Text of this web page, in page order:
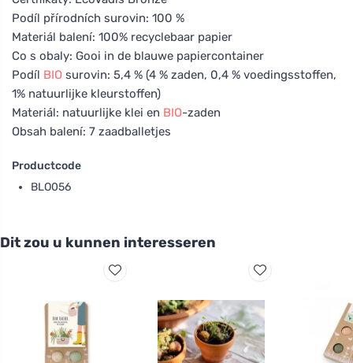
Podíl přírodních surovin: 100 %
Materiál balení: 100% recyclebaar papier
Co s obaly: Gooi in de blauwe papiercontainer
Podíl BIO surovin: 5,4 % (4 % zaden, 0,4 % voedingsstoffen,
1% natuurlijke kleurstoffen)
Materiál: natuurlijke klei en BIO-zaden
Obsah balení: 7 zaadballetjes
Productcode
BLO056
Dit zou u kunnen interesseren